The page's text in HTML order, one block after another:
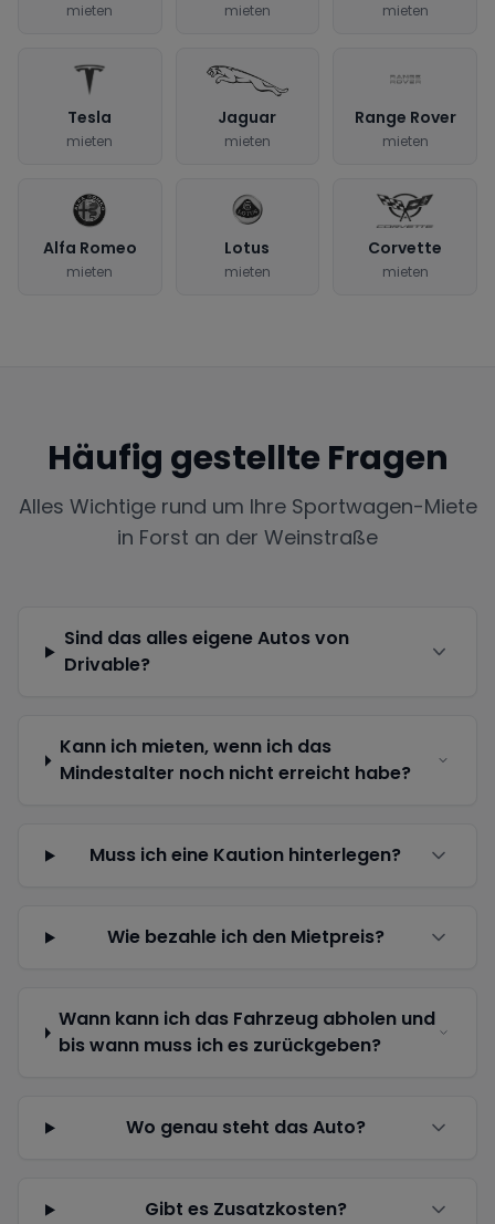
mieten mieten mieten
Tesla
mieten
Jaguar
mieten
Range Rover
mieten
Alfa Romeo
mieten
Lotus
mieten
Corvette
mieten
Häufig gestellte Fragen
Alles Wichtige rund um Ihre Sportwagen-Miete
in Forst an der Weinstraße
Sind das alles eigene Autos von
Drivable?
Kann ich mieten, wenn ich das
Mindestalter noch nicht erreicht habe?
Muss ich eine Kaution hinterlegen?
Wie bezahle ich den Mietpreis?
Wann kann ich das Fahrzeug abholen und
bis wann muss ich es zurückgeben?
Wo genau steht das Auto?
Gibt es Zusatzkosten?